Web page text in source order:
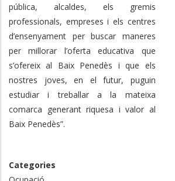
pública, alcaldes, els gremis
professionals, empreses i els centres
d’ensenyament per buscar maneres
per millorar l’oferta educativa que
s’ofereix al Baix Penedès i que els
nostres joves, en el futur, puguin
estudiar i treballar a la mateixa
comarca generant riquesa i valor al
Baix Penedès”.
Categories